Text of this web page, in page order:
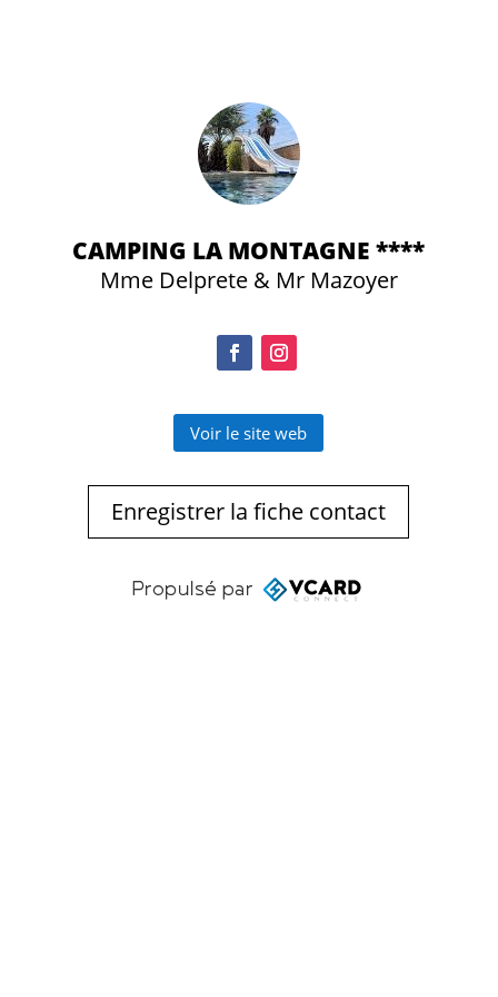
CAMPING LA MONTAGNE ****
Mme Delprete & Mr Mazoyer
Voir le site web
Enregistrer la fiche contact